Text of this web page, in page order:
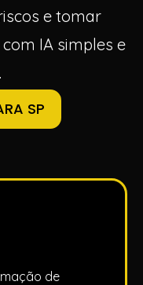
e tomar
IA simples e
SP
de